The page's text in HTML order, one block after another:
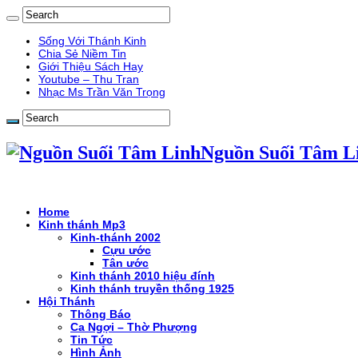
Sống Với Thánh Kinh
Chia Sẻ Niềm Tin
Giới Thiệu Sách Hay
Youtube – Thu Tran
Nhạc Ms Trần Văn Trọng
Nguồn Suối Tâm
Home
Kinh thánh Mp3
Kinh-thánh 2002
Cựu ước
Tân ước
Kinh thánh 2010 hiệu đính
Kinh thánh truyền thống 1925
Hội Thánh
Thông Báo
Ca Ngợi – Thờ Phượng
Tin Tức
Hình Ảnh